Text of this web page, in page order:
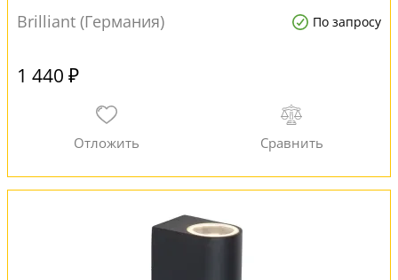
Brilliant (Германия)
По запросу
1 440 ₽